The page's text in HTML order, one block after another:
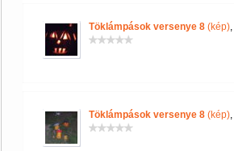
Töklámpások versenye 8 (kép),
Töklámpások versenye 8 (kép),